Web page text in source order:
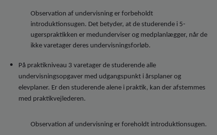
Observation af undervisning er forbeholdt
introduktionsugen. Det betyder, at de studerende i 5-
ugerspraktikken er medunderviser og medplanlægger, når de
ikke varetager deres undervisningsforløb.
På praktikniveau 3 varetager de studerende alle
undervisningsopgaver med udgangspunkt i årsplaner og
elevplaner. Er den studerende alene i praktik, kan der afstemmes
med praktikvejlederen.
Observation af undervisning er foreholdt introduktionsugen.